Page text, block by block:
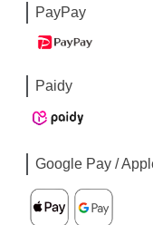
PayPay
Paidy
Google Pay /